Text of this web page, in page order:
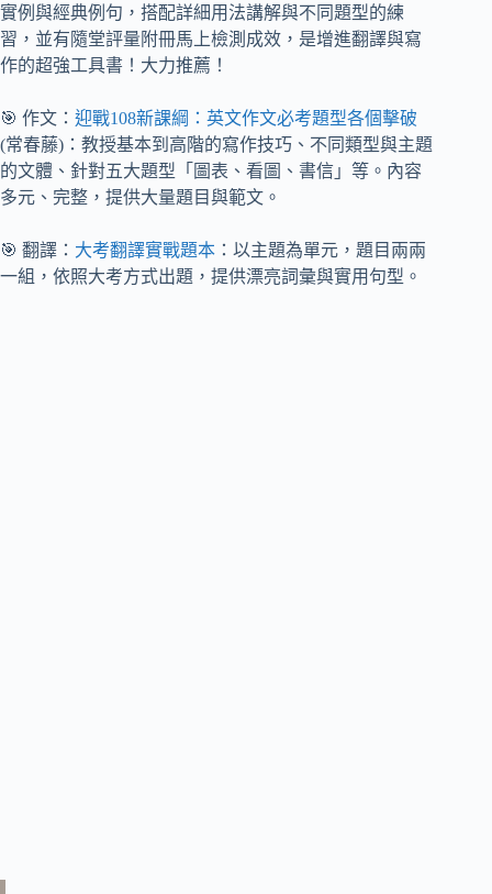
實例與經典例句，搭配詳細用法講解與不同題型的練
習，並有隨堂評量附冊馬上檢測成效，是增進翻譯與寫
作的超強工具書！大力推薦！
🎯 作文： 迎戰108新課綱：英文作文必考題型各個擊破
(常春藤)：教授基本到高階的寫作技巧、不同類型與主題
的文體、針對五大題型「圖表、看圖、書信」等。內容
多元、完整，提供大量題目與範文。
🎯 翻譯： 大考翻譯實戰題本 ：以主題為單元，題目兩兩
一組，依照大考方式出題，提供漂亮詞彙與實用句型。